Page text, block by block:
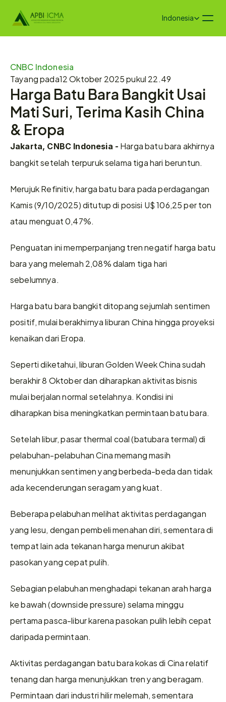
Select Language
Indonesia
CNBC Indonesia
Tayang pada12 Oktober 2025 pukul 22.49
Harga Batu Bara Bangkit Usai
Mati Suri, Terima Kasih China
& Eropa
Jakarta, CNBC Indonesia - Harga batu bara akhirnya
bangkit setelah terpuruk selama tiga hari beruntun.
Merujuk Refinitiv, harga batu bara pada perdagangan
Kamis (9/10/2025) ditutup di posisi U$ 106,25 per ton
atau menguat 0,47%.
Penguatan ini memperpanjang tren negatif harga batu
bara yang melemah 2,08% dalam tiga hari
sebelumnya.
Harga batu bara bangkit ditopang sejumlah sentimen
positif, mulai berakhirnya liburan China hingga proyeksi
kenaikan dari Eropa.
Seperti diketahui, liburan Golden Week China sudah
berakhir 8 Oktober dan diharapkan aktivitas bisnis
mulai berjalan normal setelahnya. Kondisi ini
diharapkan bisa meningkatkan permintaan batu bara.
Setelah libur, pasar thermal coal (batubara termal) di
pelabuhan-pelabuhan Cina memang masih
menunjukkan sentimen yang berbeda-beda dan tidak
ada kecenderungan seragam yang kuat.
Beberapa pelabuhan melihat aktivitas perdagangan
yang lesu, dengan pembeli menahan diri, sementara di
tempat lain ada tekanan harga menurun akibat
pasokan yang cepat pulih.
Sebagian pelabuhan menghadapi tekanan arah harga
ke bawah (downside pressure) selama minggu
pertama pasca-libur karena pasokan pulih lebih cepat
daripada permintaan.
Aktivitas perdagangan batu bara kokas di Cina relatif
tenang dan harga menunjukkan tren yang beragam.
Permintaan dari industri hilir melemah, sementara